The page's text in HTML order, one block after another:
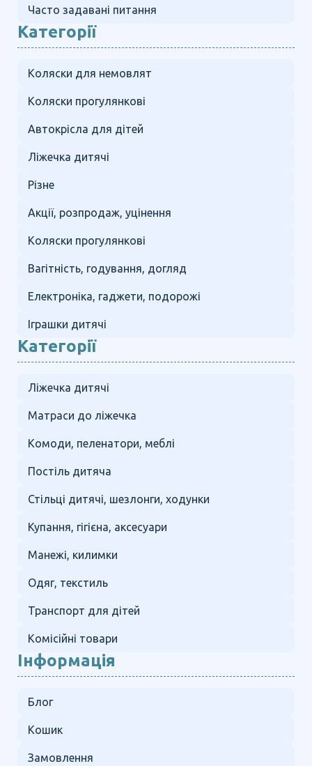
Часто задавані питання
Категорії
Коляски для немовлят
Коляски прогулянкові
Автокрісла для дітей
Ліжечка дитячі
Різне
Акції, розпродаж, уцінення
Коляски прогулянкові
Вагітність, годування, догляд
Електроніка, гаджети, подорожі
Іграшки дитячі
Категорії
Ліжечка дитячі
Матраси до ліжечка
Комоди, пеленатори, меблі
Постіль дитяча
Стільці дитячі, шезлонги, ходунки
Купання, гігієна, аксесуари
Манежі, килимки
Одяг, текстиль
Транспорт для дітей
Комісійні товари
Інформація
Блог
Кошик
Замовлення